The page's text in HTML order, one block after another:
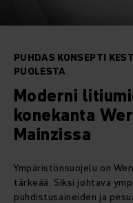
PUHDAS KONSEPTI
PUOLESTA
Moderni
konekanta
Mainzissa
Ympäristönsuojelu on
tärkeää. Siksi johtava
puhdistusaineiden ja